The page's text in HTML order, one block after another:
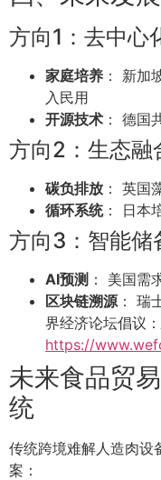
方向1：去中心
家庭培养 ： 新加
入民用
开源技术 ： 德国
方向2：生态融
碳负排放 ： 英国
循环系统： 日本
方向3：智能储
AI预测 ： 美国
区块链溯源 ： 瑞
界经济论坛倡议：
https://
未来食品贸
统
传统跨境难解人造肉
案：